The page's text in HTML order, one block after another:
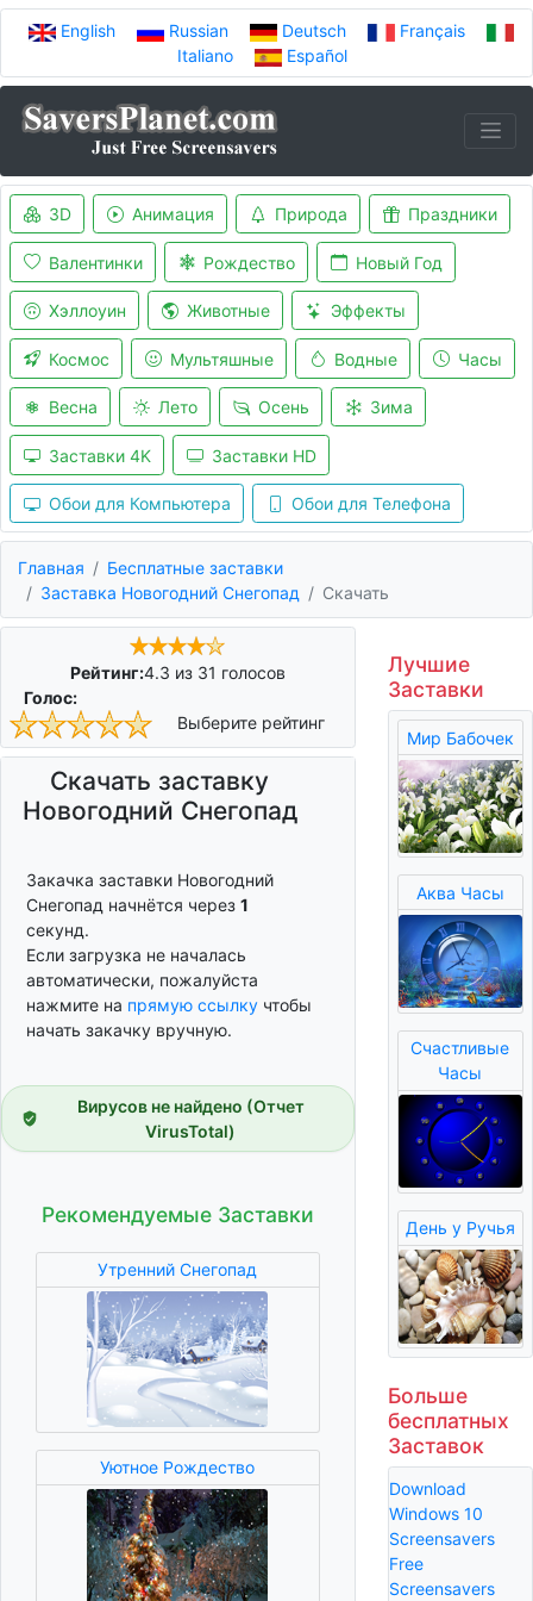
English Russian Deutsch
Français
Italiano
Español
3D Анимация Природа Праздники
Валентинки Рождество Новый Год
Хэллоуин Животные Эффекты
Космос Мультяшные Водные Часы
Весна Лето Осень Зима
Заставки 4K Заставки HD
Обои для Компьютера Обои для Телефона
Главная
Бесплатные заставки
Заставка Новогодний Снегопад
Скачать
Рейтинг:4.3 из 31 голосов
Голос:
Выберите рейтинг
Скачать заставку
Новогодний Снегопад
Закачка заставки Новогодний
Снегопад начнётся через 0
секунд.
Если загрузка не началась
автоматически, пожалуйста
нажмите на прямую ссылку чтобы
начать закачку вручную.
Вирусов не найдено (Отчет
VirusTotal)
Рекомендуемые Заставки
Утренний Снегопад
Уютное Рождество
Лучшие
Заставки
Мир Бабочек
Аква Часы
Счастливые
Часы
День у Ручья
Больше
бесплатных
Заставок
Download
Windows 10
Screensavers
Free
Screensavers